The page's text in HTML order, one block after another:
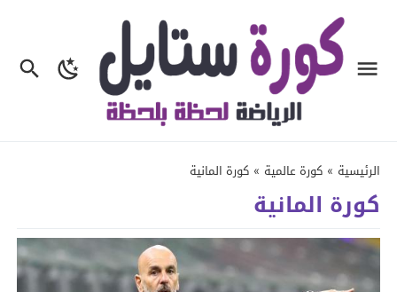
الرئيسية » كورة عالمية » كورة المانية
كورة المانية